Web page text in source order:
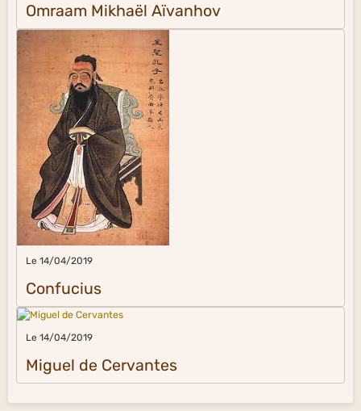
Omraam Mikhaël Aïvanhov
Le 14/04/2019
Confucius
Le 14/04/2019
Miguel de Cervantes